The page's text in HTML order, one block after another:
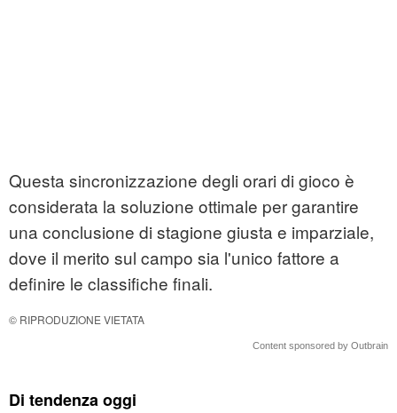
Questa sincronizzazione degli orari di gioco è
considerata la soluzione ottimale per garantire
una conclusione di stagione giusta e imparziale,
dove il merito sul campo sia l'unico fattore a
definire le classifiche finali.
© RIPRODUZIONE VIETATA
Content sponsored by Outbrain
Di tendenza oggi